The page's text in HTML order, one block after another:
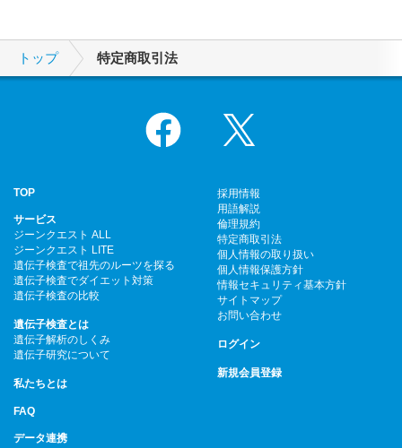
トップ 特定商取引法
Facebook
TOP
サービス
ジーンクエスト ALL
ジーンクエスト LITE
遺伝子検査で祖先のルーツを探る
遺伝子検査でダイエット対策
遺伝子検査の比較
遺伝子検査とは
遺伝子解析のしくみ
遺伝子研究について
私たちとは
FAQ
データ連携
採用情報
用語解説
倫理規約
特定商取引法
個人情報の取り扱い
個人情報保護方針
情報セキュリティ基本方針
サイトマップ
お問い合わせ
ログイン
新規会員登録